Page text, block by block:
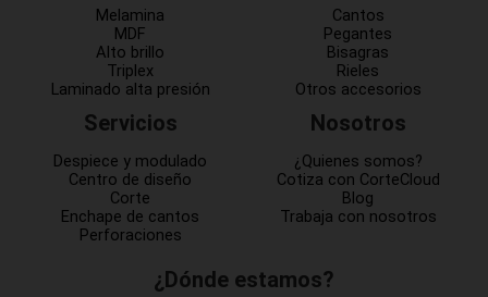
Melamina
MDF
Alto brillo
Triplex
Laminado alta presión
Servicios
Despiece y modulado
Centro de diseño
Corte
Enchape de cantos
Perforaciones
Cantos
Pegantes
Bisagras
Rieles
Otros accesorios
Nosotros
¿Quienes somos?
Cotiza con CorteCloud
Blog
Trabaja con nosotros
¿Dónde estamos?